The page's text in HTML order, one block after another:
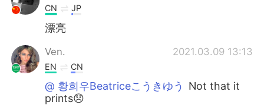
CN JP
漂亮
Ven. 2021.03.09 13:13
EN CN
@ 황희우Beatriceこうきゆう
Not that it
prints😞